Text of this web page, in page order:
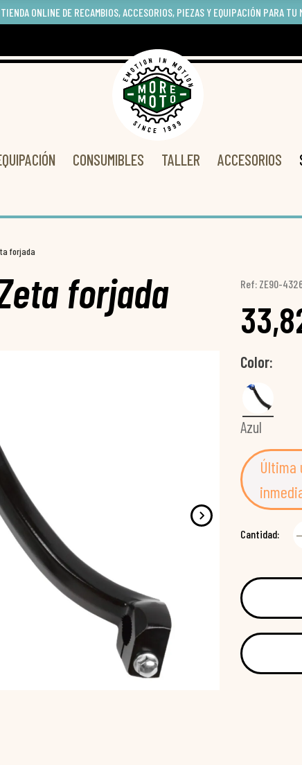
ONLINE DE RECAMBIOS, ACCESORIOS, PIEZAS Y EQUIPACIÓN PARA TU
CONSUMIBLES TALLER ACCESORIOS
forjada
forjada Ref: ZE90-
Color
Azul
Última
Cantidad: